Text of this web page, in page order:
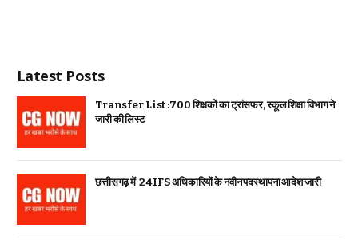
Latest Posts
Transfer List :700 शिक्षकों का ट्रांसफर, स्कूल शिक्षा विभाग ने
जारी की लिस्ट
छत्तीसगढ़ में 24 IFS अधिकारियों के नवीन पदस्थापना आदेश जारी